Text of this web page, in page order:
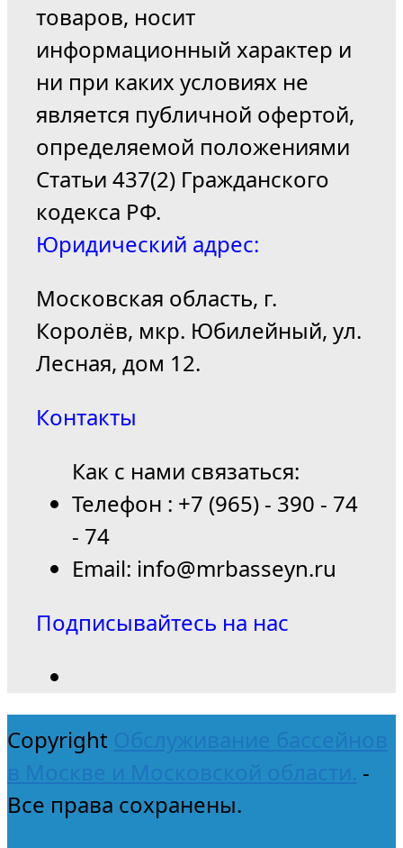
товаров, носит
информационный характер и
ни при каких условиях не
является публичной офертой,
определяемой положениями
Статьи 437(2) Гражданского
кодекса РФ.
Юридический адрес:
Московская область, г.
Королёв, мкр. Юбилейный, ул.
Лесная, дом 12.
Контакты
Как с нами связаться:
Телефон : +7 (965) - 390 - 74
- 74
Email: info@mrbasseyn.ru
Подписывайтесь на нас
Copyright Обслуживание бассейнов
в Москве и Московской области. -
Все права сохранены.